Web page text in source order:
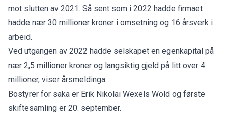
mot slutten av 2021. Så sent som i 2022 hadde firmaet
hadde nær 30 millioner kroner i omsetning og 16 årsverk i
arbeid.
Ved utgangen av 2022 hadde selskapet en egenkapital på
nær 2,5 millioner kroner og langsiktig gjeld på litt over 4
millioner, viser årsmeldinga.
Bostyrer for saka er Erik Nikolai Wexels Wold og første
skiftesamling er 20. september.